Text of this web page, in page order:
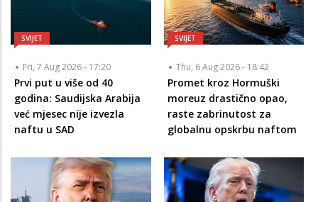
SVIJET
Fri, 7 Aug 2026 - 17:20
Prvi put u više od 40
godina: Saudijska Arabija
već mjesec nije izvezla
naftu u SAD
SVIJET
Thu, 6 Aug 2026 - 18:42
Promet kroz Hormuški
moreuz drastično opao,
raste zabrinutost za
globalnu opskrbu naftom